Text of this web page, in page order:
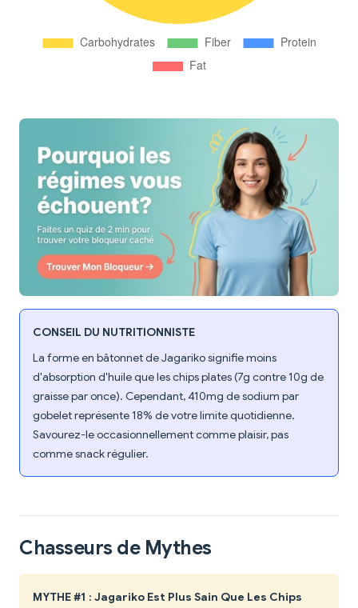
CONSEIL DU NUTRITIONNISTE
La forme en bâtonnet de Jagariko signifie moins
d'absorption d'huile que les chips plates (7g contre 10g de
graisse par once). Cependant, 410mg de sodium par
gobelet représente 18% de votre limite quotidienne.
Savourez-le occasionnellement comme plaisir, pas
comme snack régulier.
Chasseurs de Mythes
MYTHE #1 : Jagariko Est Plus Sain Que Les Chips